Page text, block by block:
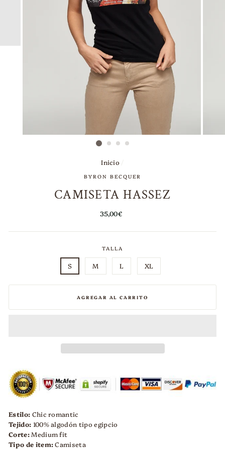
Inicio /
BYRON BECQUER
CAMISETA HASSEZ
Precio
35,00€
TALLA
S M L XL
AGREGAR AL CARRITO
Estilo: Chic romantic
Tejido: 100% algodón tipo egipcio
Corte: Medium fit
Tipo de item:Camiseta